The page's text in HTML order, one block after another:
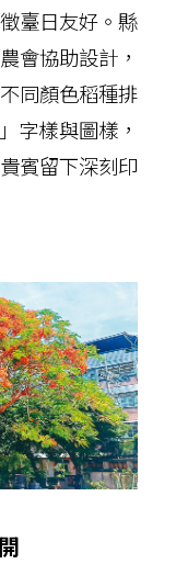
臺日友好。縣
會協助設計，
同顏色稻種排
字樣與圖樣，
賓留下深刻印